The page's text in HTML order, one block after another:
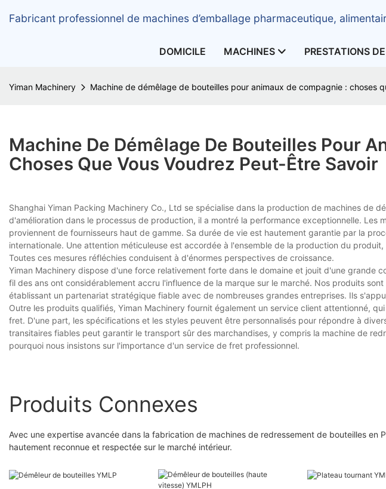
Fabricant professionnel de machines d’emballage pharmaceutique,
DOMICILE MACHINES PRESTATIONS
Yiman Machinery Machine de démêlage de bouteilles pour animaux de compagnie : choses
Machine De Démêlage De Bouteilles Pour
Choses Que Vous Voudrez Peut-Être Savoir
Shanghai Yiman Packing Machinery Co., Ltd se spécialise dans la production de machines de
d'amélioration dans le processus de production, il a montré la performance exceptionnelle. Les
proviennent de fournisseurs haut de gamme. Sa durée de vie est hautement garantie par la
internationale. Une attention méticuleuse est accordée à l'ensemble de la production du
Toutes ces mesures réfléchies conduisent à d'énormes perspectives de croissance.
Yiman Machinery dispose d'une force relativement forte dans le domaine et jouit d'une grande
fil des ans ont considérablement accru l'influence de la marque sur le marché. Nos produits
établissant un partenariat stratégique fiable avec de nombreuses grandes entreprises. Ils
Outre les produits qualifiés, Yiman Machinery fournit également un service client attentionné,
fret. D'une part, les spécifications et les styles peuvent être personnalisés pour répondre à
transitaires fiables peut garantir le transport sûr des marchandises, y compris la machine de
pourquoi nous insistons sur l'importance d'un service de fret professionnel.
Produits Connexes
Avec une expertise avancée dans la fabrication de machines de redressement de bouteilles en
hautement reconnue et respectée sur le marché intérieur.